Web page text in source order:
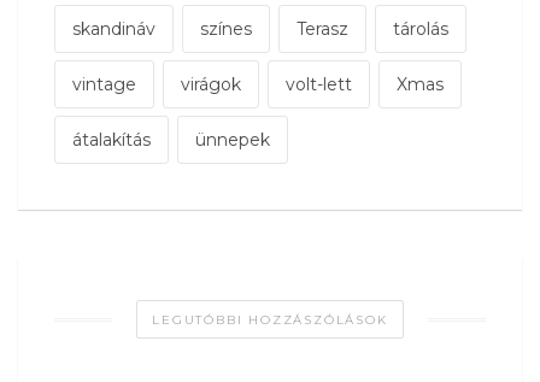
skandináv színes Terasz tárolás
vintage virágok volt-lett Xmas
átalakítás ünnepek
LEGUTÓBBI HOZZÁSZÓLÁSOK